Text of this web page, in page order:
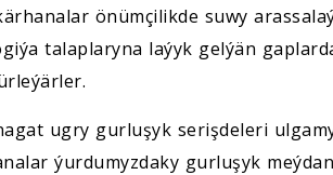
önümçilikde suwy
talaplaryna laýyk gelýän
ugry gurluşyk serişdeleri
ýurdumyzdaky gurluşyk